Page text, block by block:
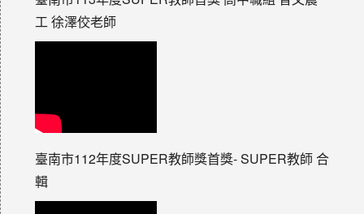
工 徐澤佼老師
臺南市112年度SUPER教師獎首獎- SUPER教師 合
輯